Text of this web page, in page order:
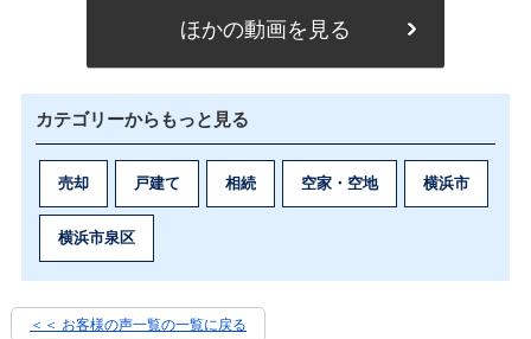
ほかの動画を見る
カテゴリーからもっと見る
売却 戸建て 相続 空家・空地 横浜市
横浜市泉区
＜＜ お客様の声一覧の一覧に戻る